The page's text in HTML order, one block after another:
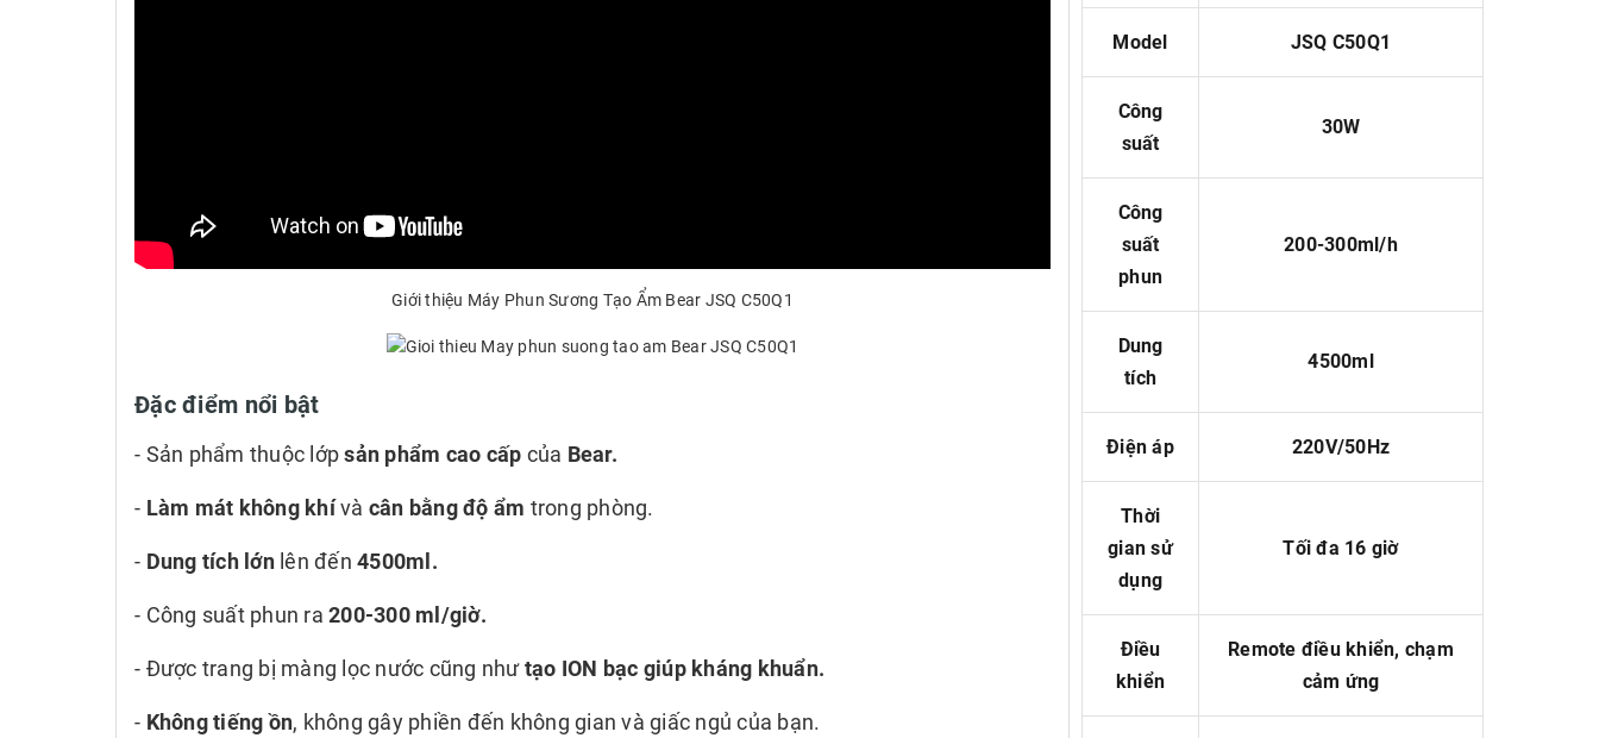
Giới thiệu Máy Phun Sương Tạo Ẩm Bear JSQ C50Q1
Đặc điểm nổi bật
- Sản phẩm thuộc lớpsản phẩm cao cấp của Bear.
- Làm mát không khívà cân bằng độ ẩm trong phòng.
- Dung tích lớnlên đến 4500ml.
- Công suất phun ra 200-300 ml/giờ.
- Được trang bị màng lọc nước cũng nhưtạo ION bạc giúp kháng khuẩn.
- Không tiếng ồn, không gây phiền đến không gian và giấc ngủ của bạn.
Model JSQ C50Q1
Công
suất
30W
Công
suất
phun
200-300ml/h
Dung
tích
4500ml
Điện áp 220V/50Hz
Thời
gian sử
dụng
Tối đa 16 giờ
Điều
khiển
Remote điều khiển, chạm
cảm ứng